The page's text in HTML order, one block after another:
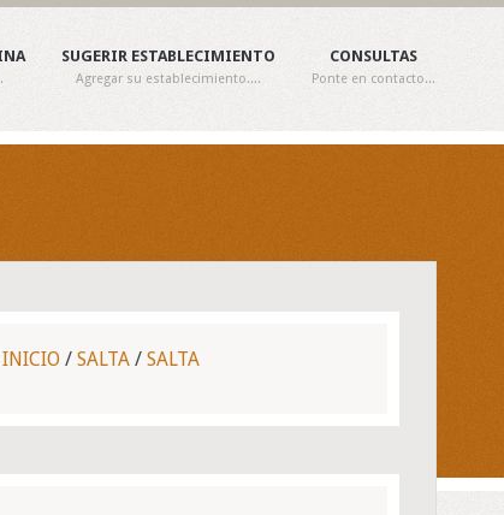
SUGERIR ESTABLECIMIENTO
Agregar su establecimiento....
CONSULTAS
Ponte en contacto...
INICIO / SALTA / SALTA